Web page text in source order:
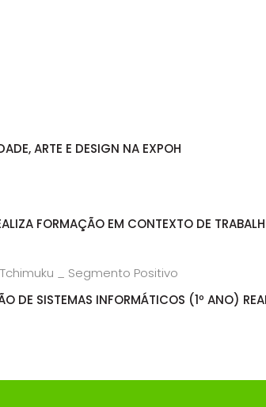
ARTE E DESIGN NA EXPOH
FORMAÇÃO EM CONTEXTO DE
DE SISTEMAS INFORMÁTICOS (1º ANO)